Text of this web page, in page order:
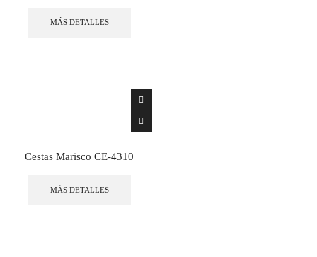
MÁS DETALLES
Cestas Marisco CE-4310
MÁS DETALLES